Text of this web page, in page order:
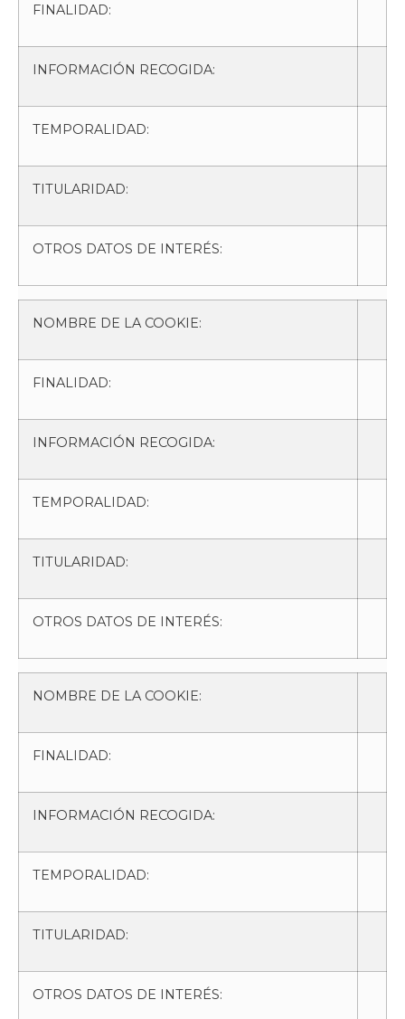
FINALIDAD:
INFORMACIÓN RECOGIDA:
TEMPORALIDAD:
TITULARIDAD:
OTROS DATOS DE INTERÉS:
NOMBRE DE LA COOKIE:
FINALIDAD:
INFORMACIÓN RECOGIDA:
TEMPORALIDAD:
TITULARIDAD:
OTROS DATOS DE INTERÉS:
NOMBRE DE LA COOKIE:
FINALIDAD:
INFORMACIÓN RECOGIDA:
TEMPORALIDAD:
TITULARIDAD:
OTROS DATOS DE INTERÉS: